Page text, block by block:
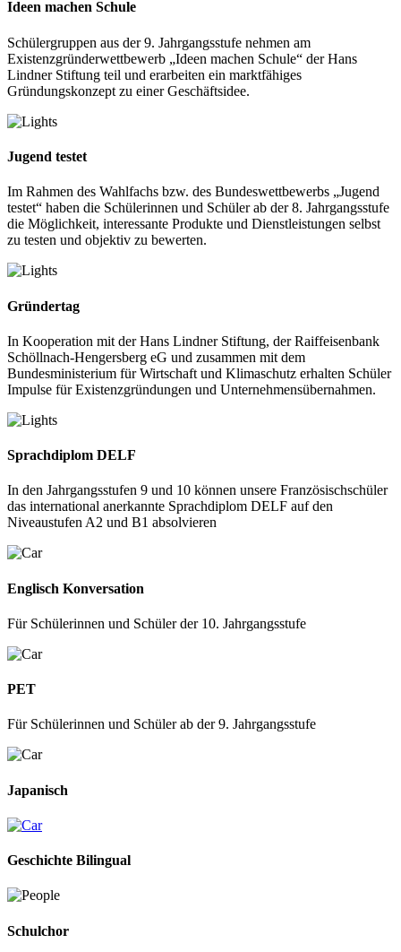
Ideen machen Schule
Schülergruppen aus der 9. Jahrgangsstufe nehmen am
Existenzgründerwettbewerb „Ideen machen Schule“ der Hans
Lindner Stiftung teil und erarbeiten ein marktfähiges
Gründungskonzept zu einer Geschäftsidee.
Jugend testet
Im Rahmen des Wahlfachs bzw. des Bundeswettbewerbs „Jugend
testet“ haben die Schülerinnen und Schüler ab der 8. Jahrgangsstufe
die Möglichkeit, interessante Produkte und Dienstleistungen selbst
zu testen und objektiv zu bewerten.
Gründertag
In Kooperation mit der Hans Lindner Stiftung, der Raiffeisenbank
Schöllnach-Hengersberg eG und zusammen mit dem
Bundesministerium für Wirtschaft und Klimaschutz erhalten Schüler
Impulse für Existenzgründungen und Unternehmensübernahmen.
Sprachdiplom DELF
In den Jahrgangsstufen 9 und 10 können unsere Französischschüler
das international anerkannte Sprachdiplom DELF auf den
Niveaustufen A2 und B1 absolvieren
Englisch Konversation
Für Schülerinnen und Schüler der 10. Jahrgangsstufe
PET
Für Schülerinnen und Schüler ab der 9. Jahrgangsstufe
Japanisch
Geschichte Bilingual
Schulchor